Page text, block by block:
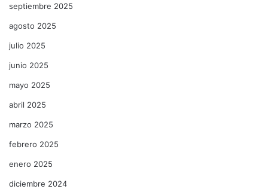
septiembre 2025
agosto 2025
julio 2025
junio 2025
mayo 2025
abril 2025
marzo 2025
febrero 2025
enero 2025
diciembre 2024